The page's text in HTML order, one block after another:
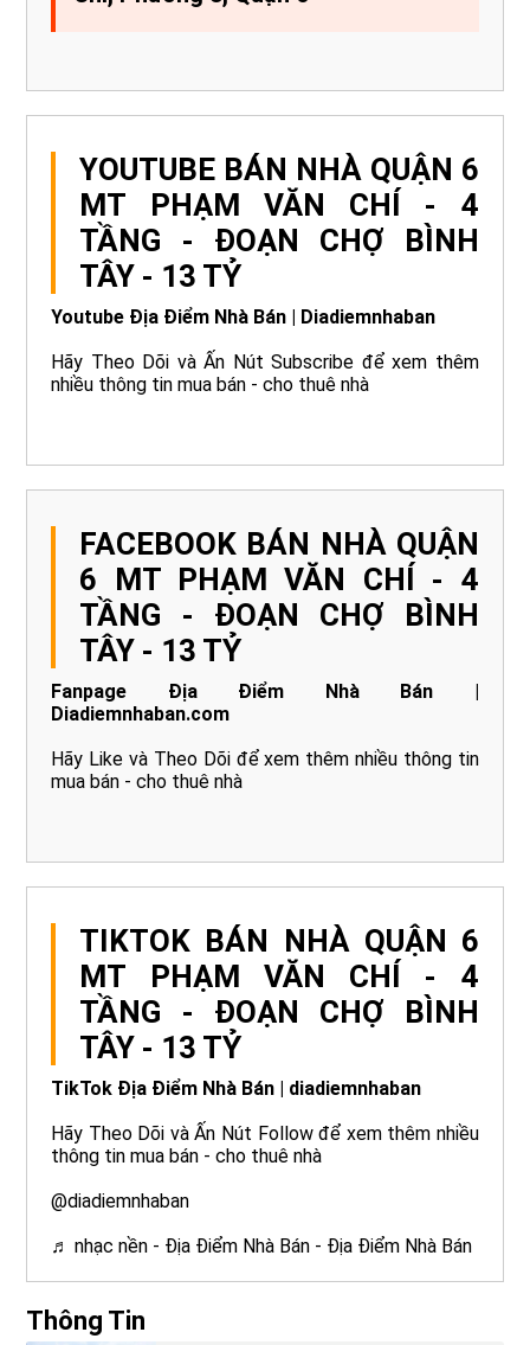
YOUTUBE BÁN NHÀ QUẬN 6
MT PHẠM VĂN CHÍ - 4
TẦNG - ĐOẠN CHỢ BÌNH
TÂY - 13 TỶ
Youtube Địa Điểm Nhà Bán | Diadiemnhaban
Hãy Theo Dõi và Ấn Nút Subscribe để xem thêm
nhiều thông tin mua bán - cho thuê nhà
FACEBOOK BÁN NHÀ QUẬN
6 MT PHẠM VĂN CHÍ - 4
TẦNG - ĐOẠN CHỢ BÌNH
TÂY - 13 TỶ
Fanpage Địa Điểm Nhà Bán |
Diadiemnhaban.com
Hãy Like và Theo Dõi để xem thêm nhiều thông tin
mua bán - cho thuê nhà
TIKTOK BÁN NHÀ QUẬN 6
MT PHẠM VĂN CHÍ - 4
TẦNG - ĐOẠN CHỢ BÌNH
TÂY - 13 TỶ
TikTok Địa Điểm Nhà Bán | diadiemnhaban
Hãy Theo Dõi và Ấn Nút Follow để xem thêm nhiều
thông tin mua bán - cho thuê nhà
@diadiemnhaban
♬ nhạc nền - Địa Điểm Nhà Bán - Địa Điểm Nhà Bán
Thông Tin